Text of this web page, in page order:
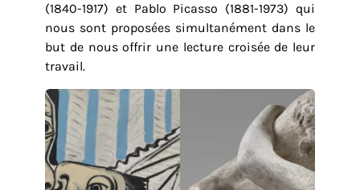
(1840-1917) et Pablo Picasso (1881-1973) qui
nous sont proposées simultanément dans le
but de nous offrir une lecture croisée de leur
travail.